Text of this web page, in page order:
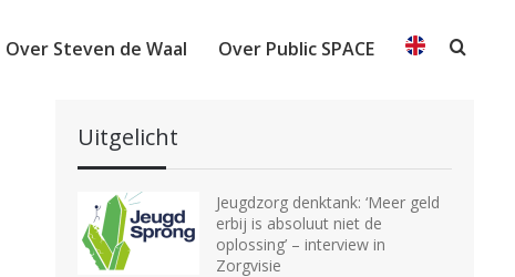
Over Steven de Waal Over Public SPACE
Uitgelicht
Jeugdzorg denktank: ‘Meer geld
erbij is absoluut niet de
oplossing’ – interview in
Zorgvisie